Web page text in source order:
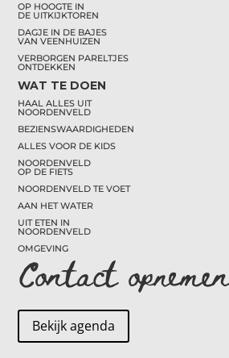
OP HOOGTE IN
DE UITKIJKTOREN
DAGJE IN DE BAJES
VAN VEENHUIZEN
VERBORGEN PARELTJES
ONTDEKKEN
WAT TE DOEN
HAAL ALLES UIT
NOORDENVELD
BEZIENSWAARDIGHEDEN
ALLES VOOR DE KIDS
NOORDENVELD
OP DE FIETS
NOORDENVELD TE VOET
AAN HET WATER
UIT ETEN IN
NOORDENVELD
OMGEVING
Contact
Bekijk agenda